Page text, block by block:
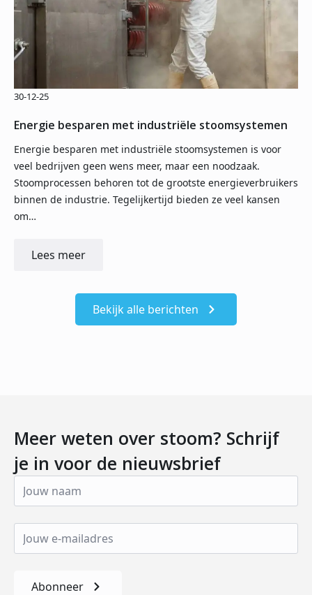
Energie besparen met industriële stoomsystemen
30-12-25
Energie besparen met industriële stoomsystemen is voor
veel bedrijven geen wens meer, maar een noodzaak.
Stoomprocessen behoren tot de grootste energieverbruikers
binnen de industrie. Tegelijkertijd bieden ze veel kansen
om…
Lees meer
Bekijk alle berichten
Meer weten over stoom? Schrijf
je in voor de nieuwsbrief
Abonneer